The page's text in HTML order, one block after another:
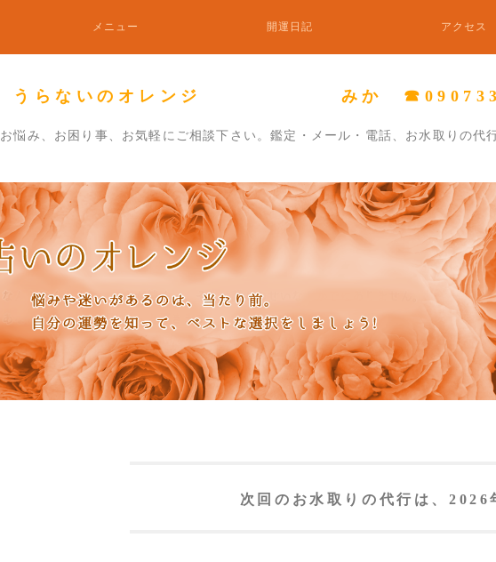
うらないのオレンジ みか
お悩み、お困り事、お気軽にご相談下さい。鑑定・メール・電話、お水取りの代
メニュー 開運日記 アクセス
次回のお水取りの代行は、2026